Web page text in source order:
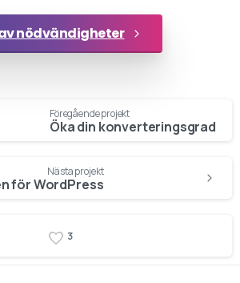
nödvändigheter
Föregående projekt
Öka din konverteringsgrad
Nästa projekt
för WordPress
3